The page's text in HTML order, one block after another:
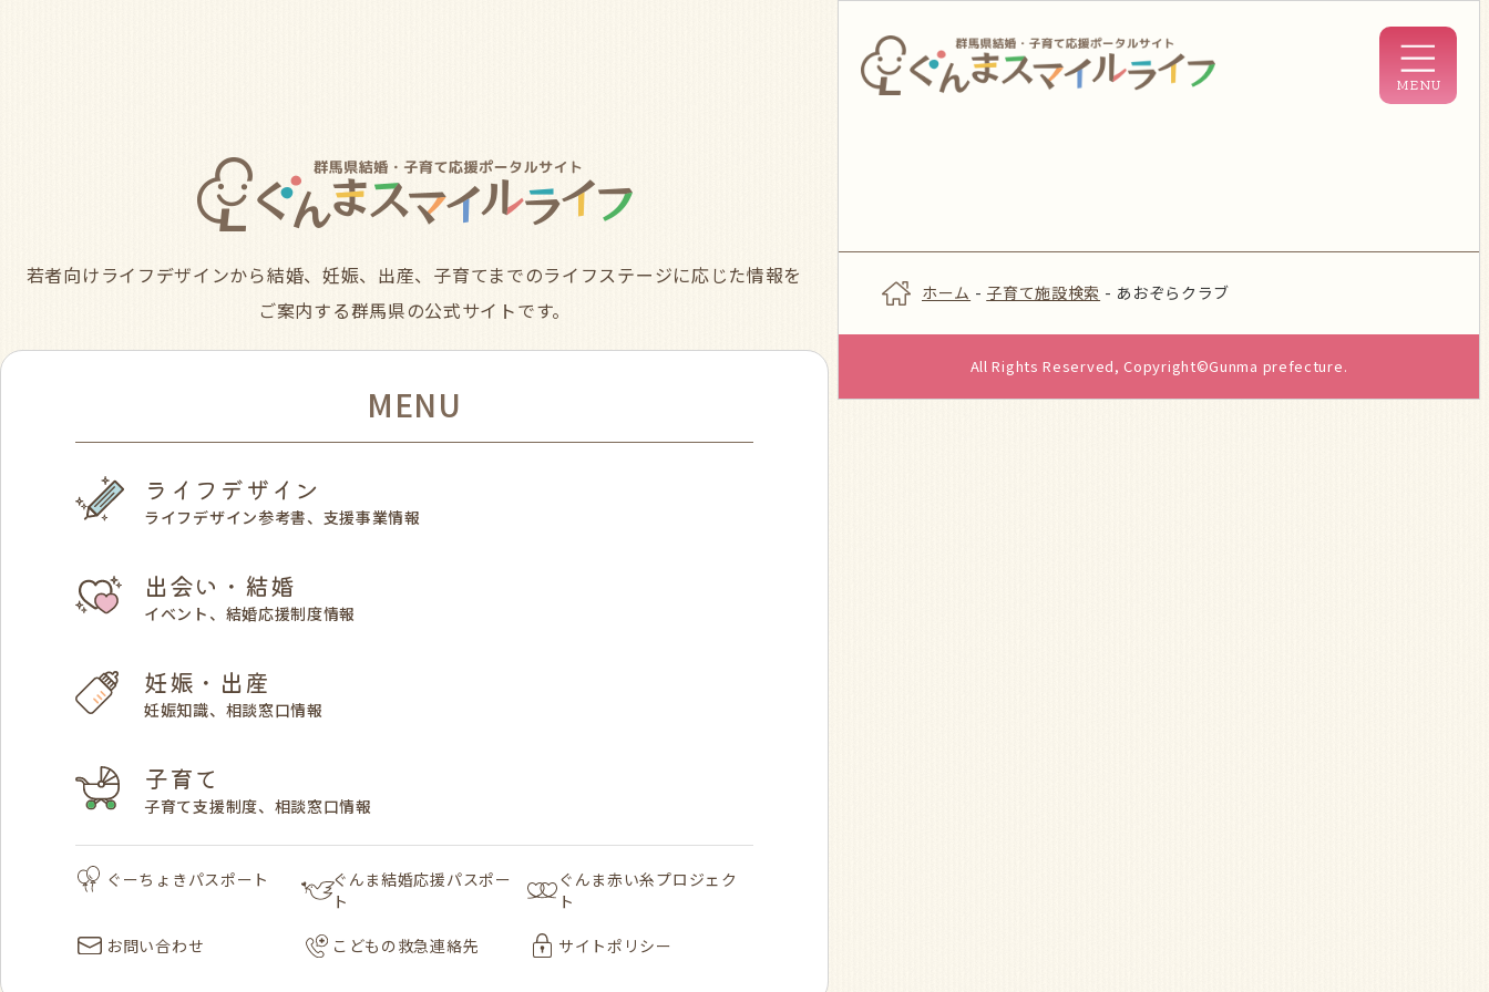
若者向けライフデザインから結婚、妊娠、出産、子育てまでのライフステージに応じた情報を
ご案内する群馬県の公式サイトです。
MENU
ライフデザイン
ライフデザイン参考書、支援事業情報
出会い・結婚
イベント、結婚応援制度情報
妊娠・出産
妊娠知識、相談窓口情報
子育て
子育て支援制度、相談窓口情報
ぐーちょきパスポート
ぐんま結婚応援パスポー
ト
ぐんま赤い糸プロジェク
ト
お問い合わせ
こどもの救急連絡先 サイトポリシー
ホーム - 子育て施設検索 - あおぞらクラブ
All Rights Reserved, Copyright©Gunma prefecture.